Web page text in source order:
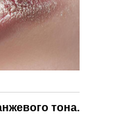
тона.